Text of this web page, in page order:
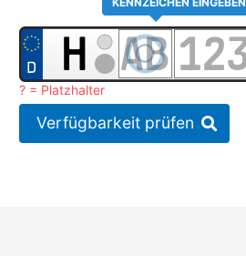
? = Platzhalter
Verfügbarkeit prüfen